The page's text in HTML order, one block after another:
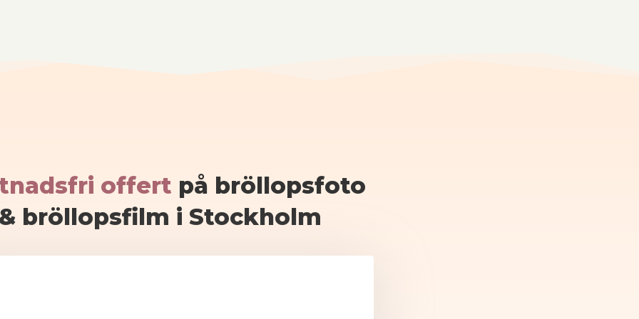
offert på bröllopsfoto
bröllopsfilm i Stockholm